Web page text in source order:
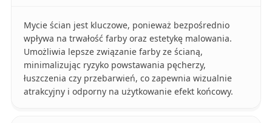
Mycie ścian jest kluczowe, ponieważ bezpośrednio
wpływa na trwałość farby oraz estetykę malowania.
Umożliwia lepsze związanie farby ze ścianą,
minimalizując ryzyko powstawania pęcherzy,
łuszczenia czy przebarwień, co zapewnia wizualnie
atrakcyjny i odporny na użytkowanie efekt końcowy.